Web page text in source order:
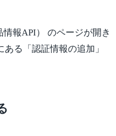
情報API） のページが開き
る「認証情報の追加」